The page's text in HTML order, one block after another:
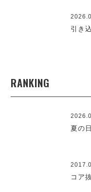
引き
RANKING
夏の
コア